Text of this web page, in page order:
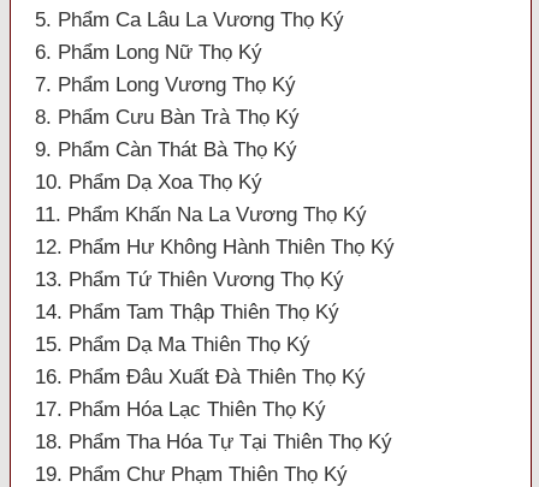
5. Phẩm Ca Lâu La Vương Thọ Ký
6. Phẩm Long Nữ Thọ Ký
7. Phẩm Long Vương Thọ Ký
8. Phẩm Cưu Bàn Trà Thọ Ký
9. Phẩm Càn Thát Bà Thọ Ký
10. Phẩm Dạ Xoa Thọ Ký
11. Phẩm Khấn Na La Vương Thọ Ký
12. Phẩm Hư Không Hành Thiên Thọ Ký
13. Phẩm Tứ Thiên Vương Thọ Ký
14. Phẩm Tam Thập Thiên Thọ Ký
15. Phẩm Dạ Ma Thiên Thọ Ký
16. Phẩm Đâu Xuất Đà Thiên Thọ Ký
17. Phẩm Hóa Lạc Thiên Thọ Ký
18. Phẩm Tha Hóa Tự Tại Thiên Thọ Ký
19. Phẩm Chư Phạm Thiên Thọ Ký